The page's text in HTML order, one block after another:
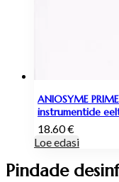
ANIOSYME
instrumentide
18.60€
Loe edasi
Pindade